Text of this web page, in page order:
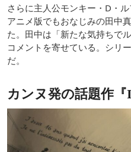
さらに主人公モンキー・D・
アニメ版でもおなじみの田中
た。田中は「新たな気持ちで
コメントを寄せている。シリ
だ。
カンヌ発の話題作『